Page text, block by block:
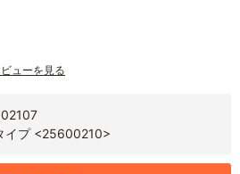
ューを見る
イプ <25600210>